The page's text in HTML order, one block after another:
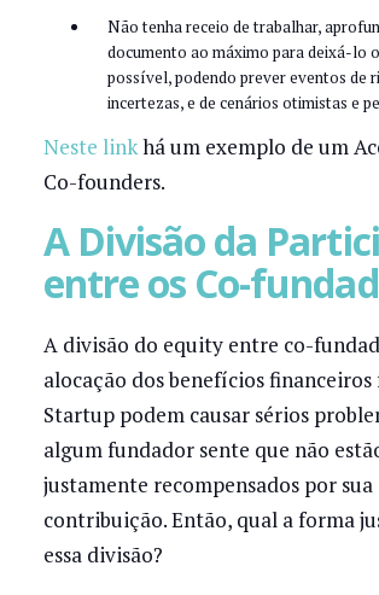
Não tenha receio de trabalhar,
documento ao máximo para deixá-lo
possível, podendo prever eventos de
incertezas, e de cenários otimistas e
Neste linkhá um exemplo de um
Co-founders.
A Divisão da
entre os Co-
A divisão do equity entre co-
alocação dos benefícios
Startup podem causar sérios
algum fundador sente que não
justamente recompensados por sua
contribuição. Então, qual a forma
essa divisão?